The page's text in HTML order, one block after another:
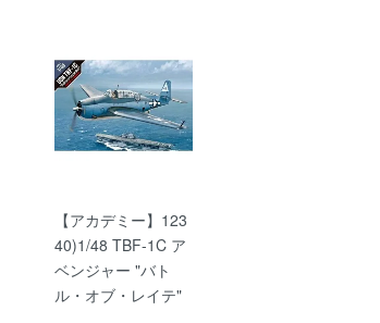
【アカデミー】123
40)1/48 TBF-1C ア
ベンジャー "バト
ル・オブ・レイテ"